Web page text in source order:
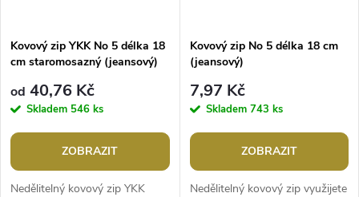
Kovový zip YKK No 5 délka 18
cm staromosazný (jeansový)
od 40,76 Kč
Skladem 546 ks
ZOBRAZIT
Nedělitelný kovový zip YKK
Kovový zip No 5 délka 18 cm
(jeansový)
7,97 Kč
Skladem 743 ks
ZOBRAZIT
Nedělitelný kovový zip využijete